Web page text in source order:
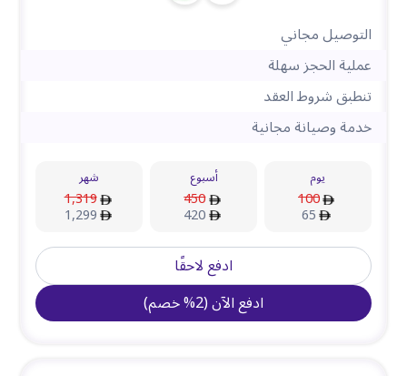
التوصيل مجاني
عملية الحجز سهلة
تنطبق شروط العقد
خدمة وصيانة مجانية
يوم
100
65
أسبوع
450
420
شهر
1,319
1,299
ادفع لاحقًا
ادفع الآن(
2
%خصم)